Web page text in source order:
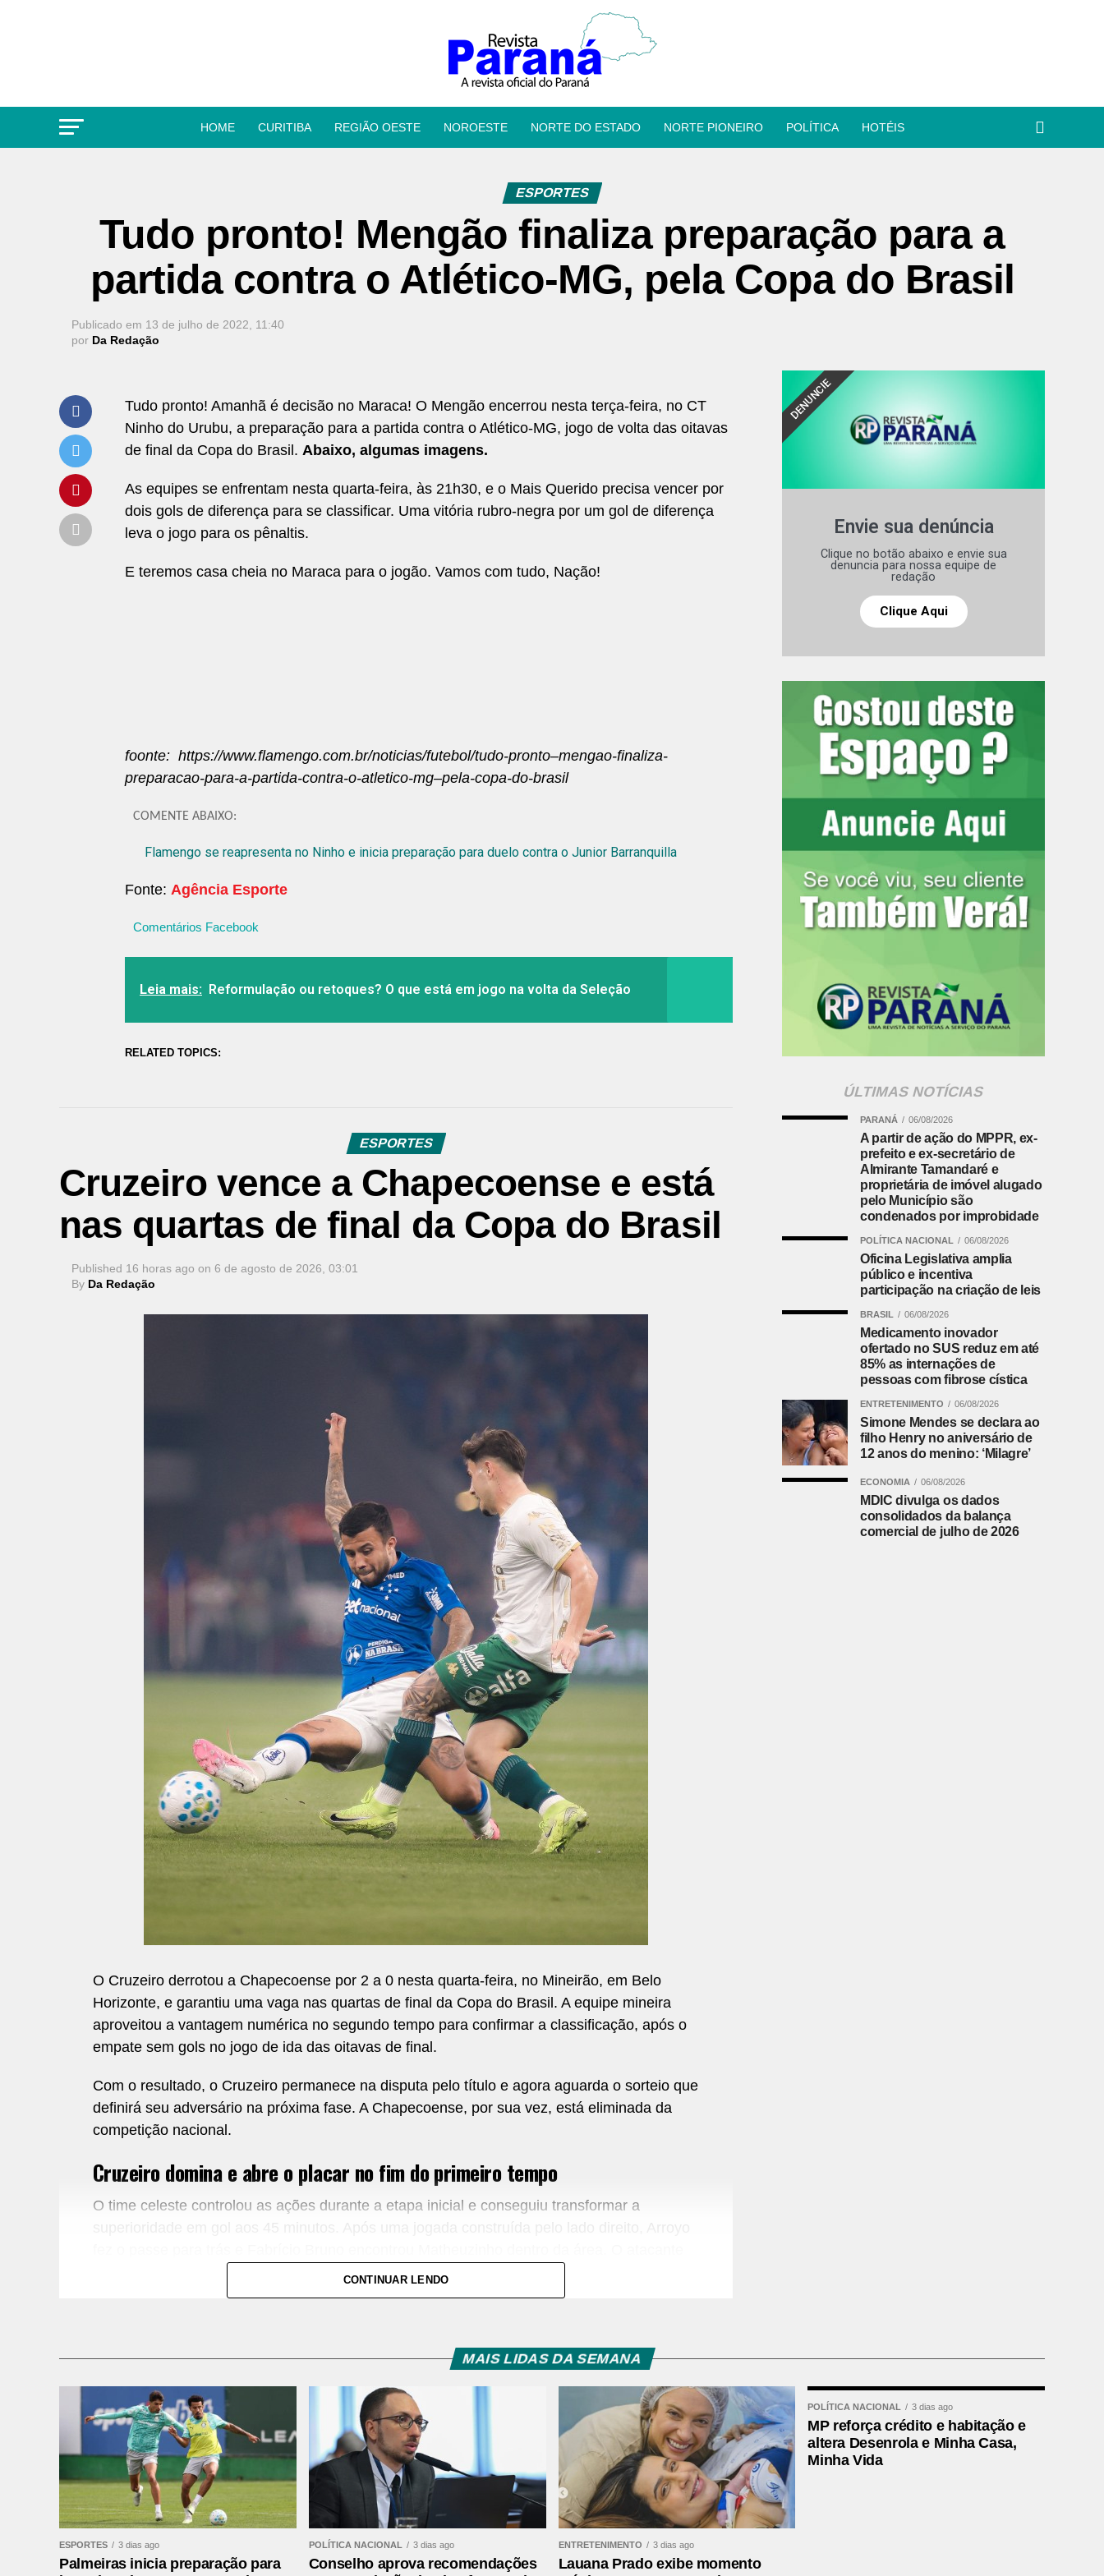
HOME CURITIBA REGIÃO OESTE NOROESTE NORTE DO ESTADO NORTE PIONEIRO POLÍTICA HOTÉIS
ESPORTES
Tudo pronto! Mengão finaliza preparação para a
partida contra o Atlético-MG, pela Copa do Brasil
Publicado em 13 de julho de 2022, 11:40
por Da Redação
Tudo pronto! Amanhã é decisão no Maraca! O Mengão encerrou nesta terça-feira, no CT
Ninho do Urubu, a preparação para a partida contra o Atlético-MG, jogo de volta das oitavas
de final da Copa do Brasil. Abaixo, algumas imagens.
As equipes se enfrentam nesta quarta-feira, às 21h30, e o Mais Querido precisa vencer por
dois gols de diferença para se classificar. Uma vitória rubro-negra por um gol de diferença
leva o jogo para os pênaltis.
E teremos casa cheia no Maraca para o jogão. Vamos com tudo, Nação!
foonte: https://www.flamengo.com.br/noticias/futebol/tudo-pronto–mengao-finaliza-
preparacao-para-a-partida-contra-o-atletico-mg–pela-copa-do-brasil
COMENTE ABAIXO:
Flamengo se reapresenta no Ninho e inicia preparação para duelo contra o Junior Barranquilla
Fonte: Agência Esporte
Comentários Facebook
Leia mais: Reformulação ou retoques? O que está em jogo na volta da Seleção
RELATED TOPICS:
ESPORTES
Cruzeiro vence a Chapecoense e está
nas quartas de final da Copa do Brasil
Published 16 horas ago on 6 de agosto de 2026, 03:01
By Da Redação
O Cruzeiro derrotou a Chapecoense por 2 a 0 nesta quarta-feira, no Mineirão, em Belo
Horizonte, e garantiu uma vaga nas quartas de final da Copa do Brasil. A equipe mineira
aproveitou a vantagem numérica no segundo tempo para confirmar a classificação, após o
empate sem gols no jogo de ida das oitavas de final.
Com o resultado, o Cruzeiro permanece na disputa pelo título e agora aguarda o sorteio que
definirá seu adversário na próxima fase. A Chapecoense, por sua vez, está eliminada da
competição nacional.
Cruzeiro domina e abre o placar no fim do primeiro tempo
O time celeste controlou as ações durante a etapa inicial e conseguiu transformar a
apareceu bem posicionado e cabeceou para vencer o goleiro Anderson.
vermelho direto. Com isso, a equipe catarinense passou a jogar com um atleta a menos
Athletico-PR bate o Vitória por 2 a 0 e abre vantagem nas oitavas da Copa do Brasil
Leia mais:
Mixto quebra jejum de 18 anos e conquista o Campeonato Mato-
Grossense
Kaio Jorge marca e confirma a classificação
O Cruzeiro chegou a ampliar logo no começo da etapa final, quando Kaio Jorge aproveitou
CONTINUAR LENDO
Envie sua denúncia
Clique no botão abaixo e envie sua
denuncia para nossa equipe de
redação
Clique Aqui
DENUNCIE
ÚLTIMAS NOTÍCIAS
PARANÁ 06/08/2026
A partir de ação do MPPR, ex-
prefeito e ex-secretário de
Almirante Tamandaré e
proprietária de imóvel alugado
pelo Município são
condenados por improbidade
POLÍTICA NACIONAL 06/08/2026
Oficina Legislativa amplia
público e incentiva
participação na criação de leis
BRASIL 06/08/2026
Medicamento inovador
ofertado no SUS reduz em até
85% as internações de
pessoas com fibrose cística
ENTRETENIMENTO 06/08/2026
Simone Mendes se declara ao
filho Henry no aniversário de
12 anos do menino: ‘Milagre’
ECONOMIA 06/08/2026
MDIC divulga os dados
consolidados da balança
comercial de julho de 2026
MAIS LIDAS DA SEMANA
ESPORTES 3 dias ago
Palmeiras inicia preparação para
POLÍTICA NACIONAL 3 dias ago
Conselho aprova recomendações
ENTRETENIMENTO 3 dias ago
Lauana Prado exibe momento
POLÍTICA NACIONAL 3 dias ago
MP reforça crédito e habitação e
altera Desenrola e Minha Casa,
Minha Vida